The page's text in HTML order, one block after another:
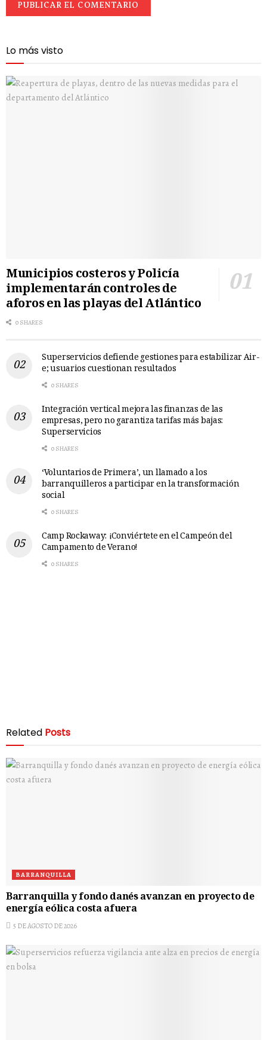
Lo más visto
Municipios costeros y Policía
implementarán controles de
aforos en las playas del Atlántico
0 SHARES
Superservicios defiende gestiones para estabilizar Air-
e; usuarios cuestionan resultados
0 SHARES
Integración vertical mejora las finanzas de las
empresas, pero no garantiza tarifas más bajas:
Superservicios
0 SHARES
‘Voluntarios de Primera’, un llamado a los
barranquilleros a participar en la transformación
social
0 SHARES
Camp Rockaway: ¡Conviértete en el Campeón del
Campamento de Verano!
0 SHARES
Related Posts
BARRANQUILLA
Barranquilla y fondo danés avanzan en proyecto de
energía eólica costa afuera
5 DE AGOSTO DE 2026